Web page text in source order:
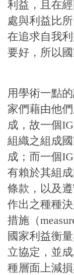
利益，且在
處與利益比
在追求自我
要好，所以國
用學術一點
家們藉由他
成，故一個
組織之組成
成；而一個
有賴於其組
條款，以及
作出之種種
措施（
國家利益衡
立協定，並
種層面上減